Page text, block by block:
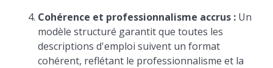
Cohérence et professionnalisme accrus : Un
modèle structuré garantit que toutes les
descriptions d'emploi suivent un format
cohérent, reflétant le professionnalisme et la